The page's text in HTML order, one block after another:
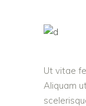
Ut vitae
Aliquam